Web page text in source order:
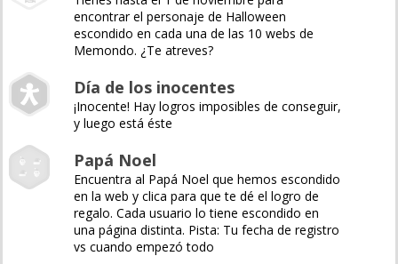
encontrar el personaje de Halloween
escondido en cada una de las 10 webs de
Memondo. ¿Te atreves?
Día de los inocentes
¡Inocente! Hay logros imposibles de conseguir,
y luego está éste
Papá Noel
Encuentra al Papá Noel que hemos escondido
en la web y clica para que te dé el logro de
regalo. Cada usuario lo tiene escondido en
una página distinta. Pista: Tu fecha de registro
vs cuando empezó todo